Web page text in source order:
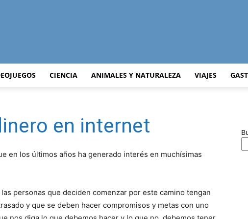
Curiosidades
Curiosas
del
CIENCIA ANIMALES Y NATURALEZA VIAJES
en internet
en los últimos años ha generado interés en muchísimas
las personas que deciden comenzar por este camino tengan
y que se deben hacer compromisos y metas con uno